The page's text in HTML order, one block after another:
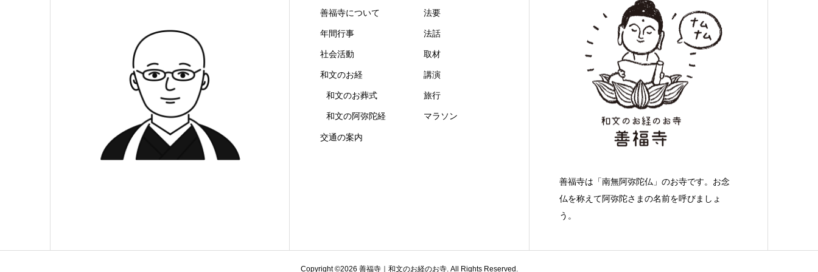
善福寺について
年間行事
社会活動
和文のお経
和文のお葬式
和文の阿弥陀経
交通の案内
法要
法話
取材
講演
旅行
マラソン
善福寺は「南無阿弥陀仏」のお寺です。お念
仏を称えて阿弥陀さまの名前を呼びましょ
う。
Copyright ©2026 善福寺｜和文のお経のお寺. All Rights Reserved.